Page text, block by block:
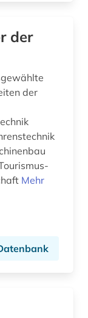
der
der
Wirtschaft Mehr